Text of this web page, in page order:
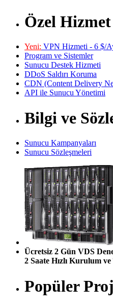
Özel
Yeni: VPN Hizmeti - 6 $/
Program ve Sistemler
Sunucu Destek Hizmeti
DDoS Saldırı Koruma
CDN (Content Delivery
API ile Sunucu Yönetimi
Bilgi ve
Sunucu Kampanyaları
Sunucu Sözleşmeleri
Ücretsiz 2 Gün VDS
2 Saate Hızlı Kurulum
Popüler